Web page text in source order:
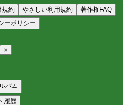
規約 やさしい利用規約
著作権FAQ
ーポリシー
×
バム
履歴